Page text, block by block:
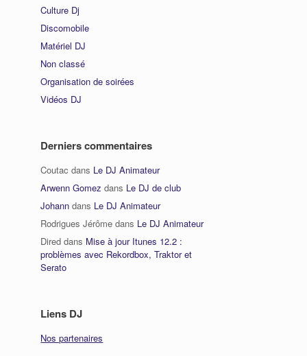
Culture Dj
Discomobile
Matériel DJ
Non classé
Organisation de soirées
Vidéos DJ
Derniers commentaires
Coutac dans Le DJ Animateur
Arwenn Gomez dans Le DJ de club
Johann dans Le DJ Animateur
Rodrigues Jérôme dans Le DJ Animateur
Dired dans Mise à jour Itunes 12.2 :
problèmes avec Rekordbox, Traktor et
Serato
Liens DJ
Nos partenaires